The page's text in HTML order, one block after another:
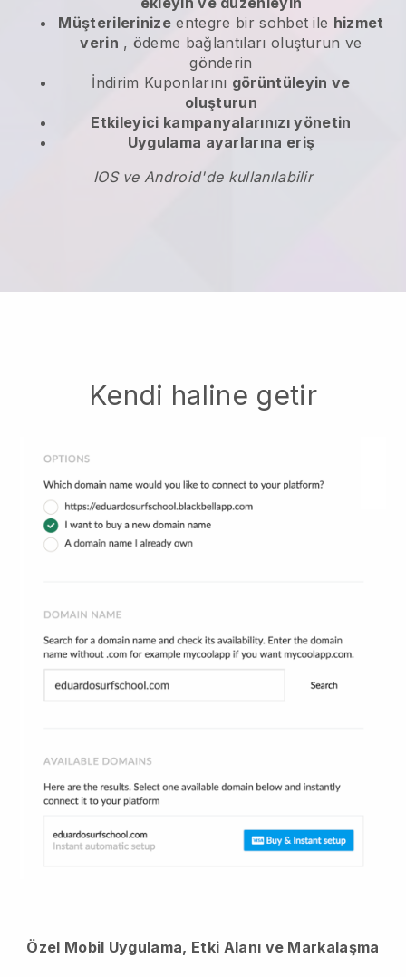
Müşterilerinize entegre bir sohbet ile hizmet
verin , ödeme bağlantıları oluşturun ve
gönderin
İndirim Kuponlarını görüntüleyin ve
oluşturun
Etkileyici kampanyalarınızı yönetin
Uygulama ayarlarına eriş
IOS ve Android'de kullanılabilir
Kendi haline getir
Özel Mobil Uygulama, Etki Alanı ve Markalaşma